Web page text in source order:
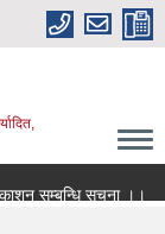
नतिजा प्रकाशन सम्बन्धि सुचना ।।